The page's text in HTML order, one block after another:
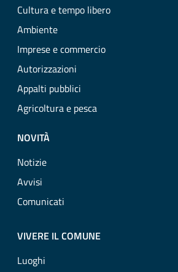
Cultura e tempo libero
Ambiente
Imprese e commercio
Autorizzazioni
Appalti pubblici
Agricoltura e pesca
NOVITÀ
Notizie
Avvisi
Comunicati
VIVERE IL COMUNE
Luoghi